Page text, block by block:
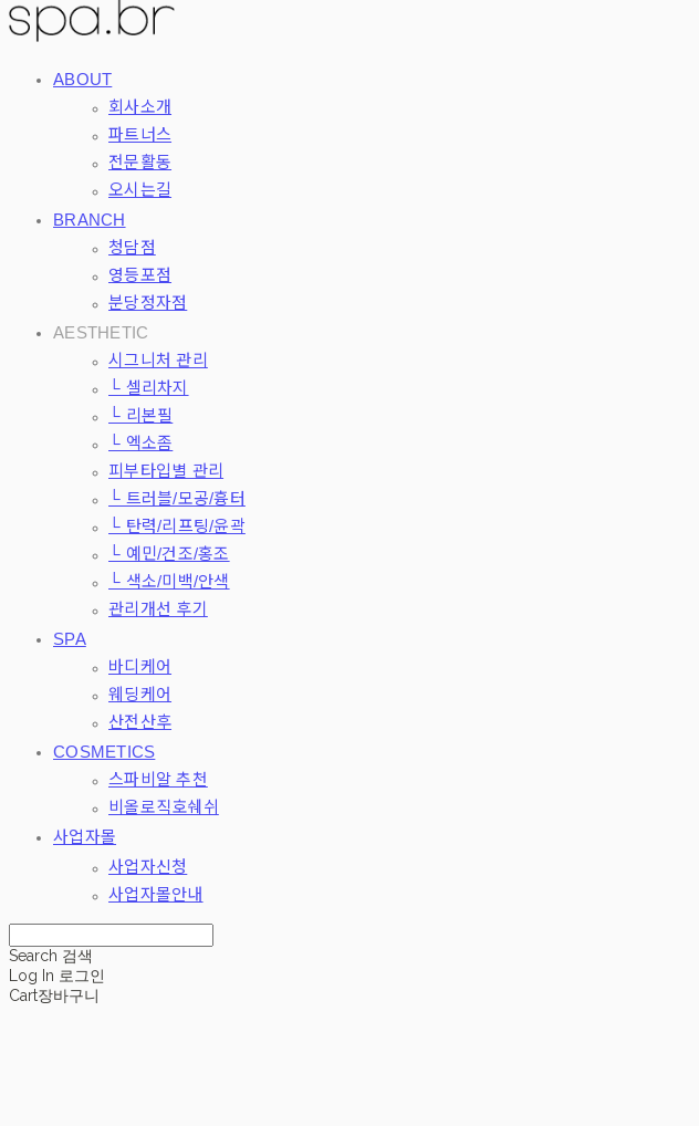
ABOUT
회사소개
파트너스
전문활동
오시는길
BRANCH
청담점
영등포점
분당정자점
AESTHETIC
시그니처 관리
└ 셀리차지
└ 리본필
└ 엑소좀
피부타입별 관리
└ 트러블/모공/흉터
└ 탄력/리프팅/윤곽
└ 예민/건조/홍조
└ 색소/미백/안색
관리개선 후기
SPA
바디케어
웨딩케어
산전산후
COSMETICS
스파비알 추천
비올로직호쉐쉬
사업자몰
사업자신청
사업자몰안내
Search 검색
Log In 로그인
Cart장바구니